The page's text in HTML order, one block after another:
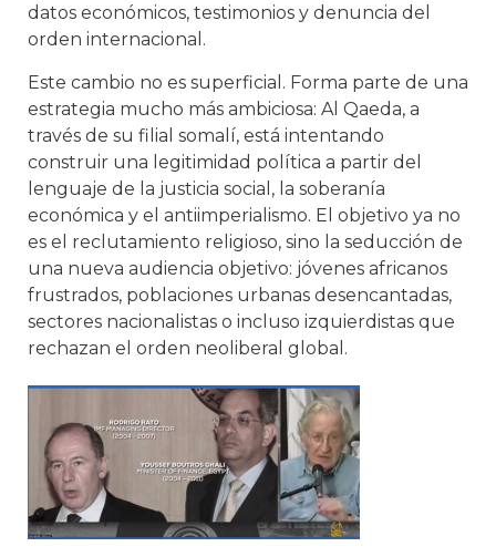
datos económicos, testimonios y denuncia del
orden internacional.
Este cambio no es superficial. Forma parte de una
estrategia mucho más ambiciosa: Al Qaeda, a
través de su filial somalí, está intentando
construir una legitimidad política a partir del
lenguaje de la justicia social, la soberanía
económica y el antiimperialismo. El objetivo ya no
es el reclutamiento religioso, sino la seducción de
una nueva audiencia objetivo: jóvenes africanos
frustrados, poblaciones urbanas desencantadas,
sectores nacionalistas o incluso izquierdistas que
rechazan el orden neoliberal global.